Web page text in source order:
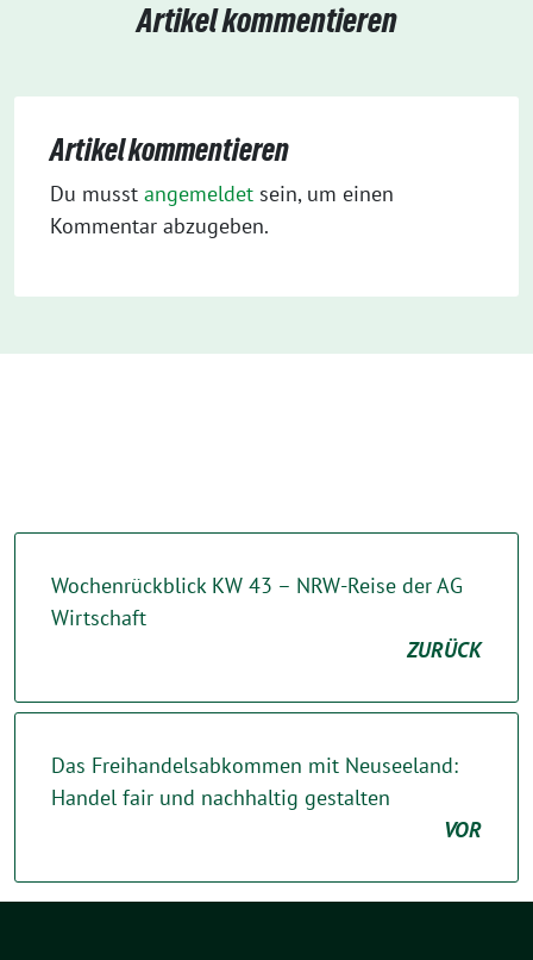
Artikel kommentieren
Artikel kommentieren
Du musst angemeldet sein, um einen
Kommentar abzugeben.
Wochenrückblick KW 43 – NRW-Reise der AG
Wirtschaft
ZURÜCK
Das Freihandelsabkommen mit Neuseeland:
Handel fair und nachhaltig gestalten
VOR